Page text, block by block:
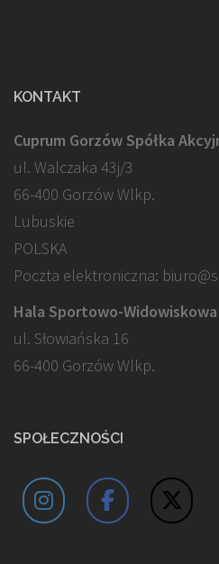
KONTAKT
Cuprum Gorzów Spółka
ul. Walczaka 43j/3
66-400 Gorzów Wlkp.
Lubuskie
POLSKA
Poczta elektroniczna:
Hala Sportowo-
ul. Słowiańska 16
66-400 Gorzów Wlkp.
SPOŁECZNOŚCI